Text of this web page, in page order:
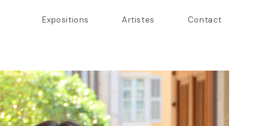
Expositions Artistes Contact